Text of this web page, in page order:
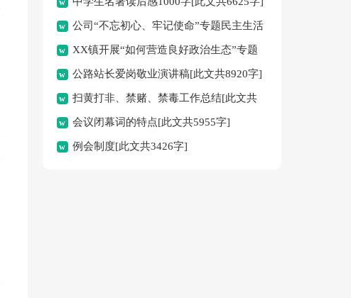
公司“不忘初心、牢记使命”专题民主生活
会实施方案[此文共1947字]
XX镇开展“如何营造良好政治生态”专题
大讨论活动[此文共1219字]
公路站长爱岗敬业演讲稿[此文共8920字]
扫黄打非、禁赌、禁毒工作总结[此文共
377字]会议闭幕词的特点[此文共5955字]
例会制度[此文共3426字]